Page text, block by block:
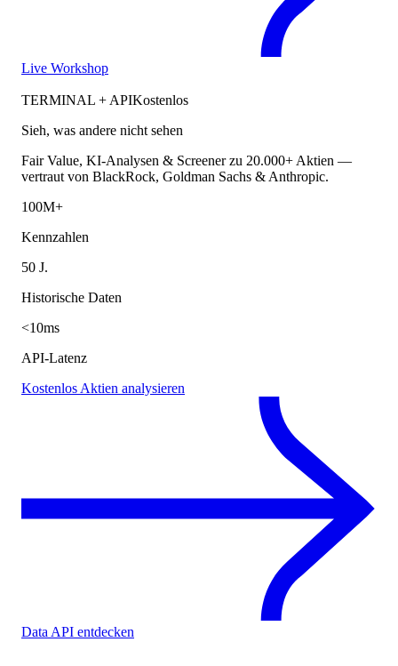
Live Workshop
TERMINAL + APIKostenlos
Sieh, was andere nicht sehen
Fair Value, KI-Analysen & Screener zu 20.000+ Aktien —
vertraut von BlackRock, Goldman Sachs & Anthropic.
100M+
Kennzahlen
50 J.
Historische Daten
<10ms
API-Latenz
Kostenlos Aktien analysieren
Data API entdecken